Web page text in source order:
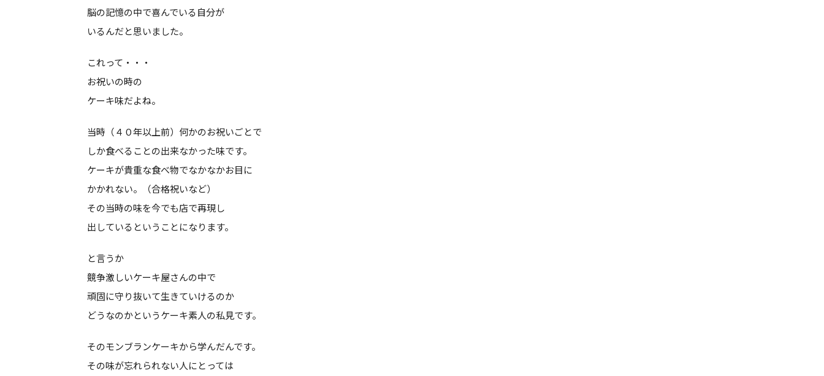
脳の記憶の中で喜んでいる自分が
いるんだと思いました。
これって・・・
お祝いの時の
ケーキ味だよね。
当時（４０年以上前）何かのお祝いごとで
しか食べることの出来なかった味です。
ケーキが貴重な食べ物でなかなかお目に
かかれない。（合格祝いなど）
その当時の味を今でも店で再現し
出しているということになります。
と言うか
競争激しいケーキ屋さんの中で
頑固に守り抜いて生きていけるのか
どうなのかというケーキ素人の私見です。
そのモンブランケーキから学んだんです。
その味が忘れられない人にとっては